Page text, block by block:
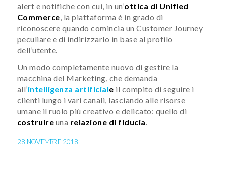
alert e notifiche con cui, in un’ottica di Unified
Commerce , la piattaforma è in grado di
riconoscere quando comincia un Customer Journey
peculiare e di indirizzarlo in base al profilo
dell’utente.
Un modo completamente nuovo di gestire la
macchina del Marketing, che demanda
all’intelligenza artificiale il compito di seguire i
clienti lungo i vari canali, lasciando alle risorse
umane il ruolo più creativo e delicato: quello di
costruire una relazione di fiducia.
28 NOVEMBRE 2018